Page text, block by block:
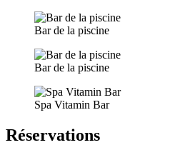
Bar de la piscine
Bar de la piscine
Spa Vitamin Bar
Réservations